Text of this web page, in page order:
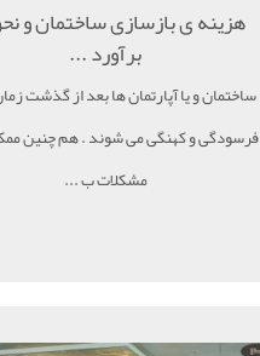
هزینه ی بازسازی ساختمان و
برآورد ...
ساختمان و یا آپارتمان ها بعد از گذشت
فرسودگی و کهنگی می شوند . هم چنین
مشکلات ب ...